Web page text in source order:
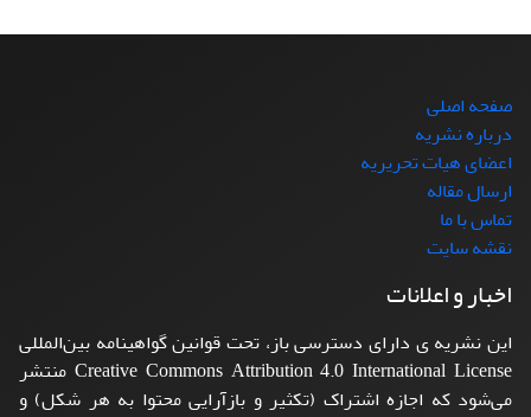
صفحه اصلی
درباره نشریه
اعضای هیات تحریریه
ارسال مقاله
تماس با ما
نقشه سایت
اخبار و اعلانات
این نشریه ی دارای دسترسی باز، تحت قوانین گواهینامه بین‌المللی
Creative Commons Attribution 4.0 International License منتشر
می‌شود که اجازه اشتراک (تکثیر و بازآرایی محتوا به هر شکل) و